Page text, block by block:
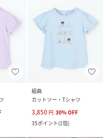
組曲
カットソー・Tシャツ
3,850 円 30%OFF
35ポイント(1倍)